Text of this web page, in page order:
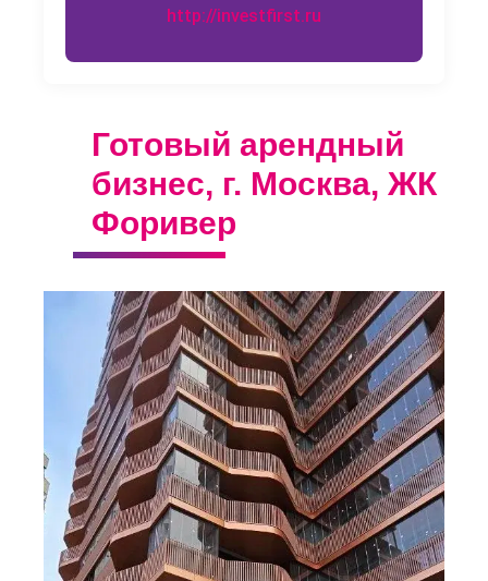
http://investfirst.ru
Готовый арендный
бизнес, г. Москва, ЖК
Форивер